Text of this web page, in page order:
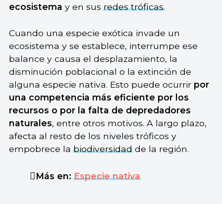
ecosistema y en susredes tróficas.
Cuando una especie exótica invade un
ecosistema y se establece, interrumpe ese
balance y causa el desplazamiento, la
disminución poblacional o la extinción de
alguna especie nativa. Esto puede ocurrir por
una competencia más eficiente por los
recursos o por la falta de depredadores
naturales, entre otros motivos. A largo plazo,
afecta al resto de los niveles tróficos y
empobrece labiodiversidadde la región.
Más en:Especie nativa